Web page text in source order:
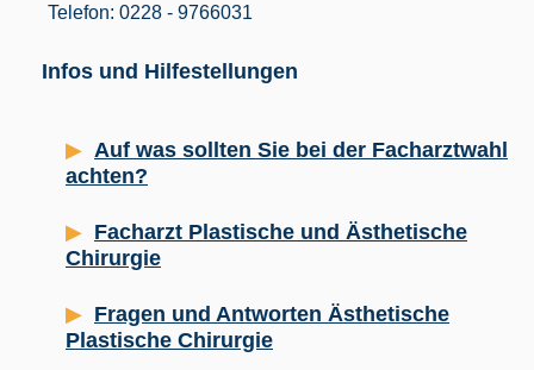
Telefon: 0228 - 9766031
Infos und Hilfestellungen
Auf was sollten Sie bei der Facharztwahl
achten?
Facharzt Plastische und Ästhetische
Chirurgie
Fragen und Antworten Ästhetische
Plastische Chirurgie